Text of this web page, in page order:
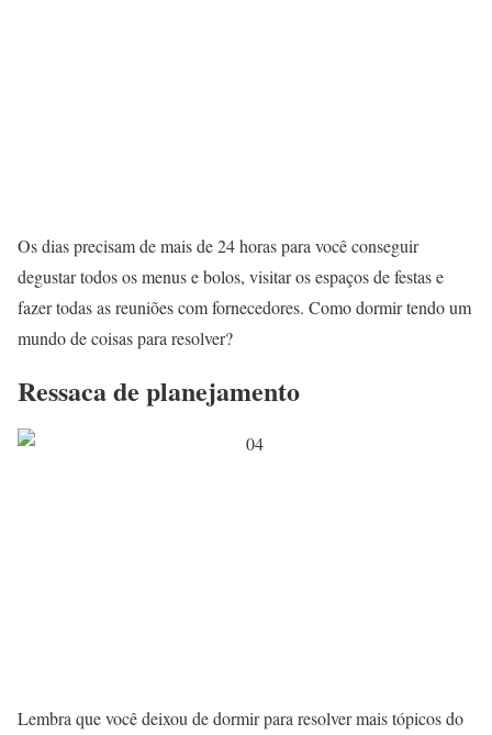
Os dias precisam de mais de 24 horas para você conseguir
degustar todos os menus e bolos, visitar os espaços de festas e
fazer todas as reuniões com fornecedores. Como dormir tendo um
mundo de coisas para resolver?
Ressaca de planejamento
Lembra que você deixou de dormir para resolver mais tópicos do